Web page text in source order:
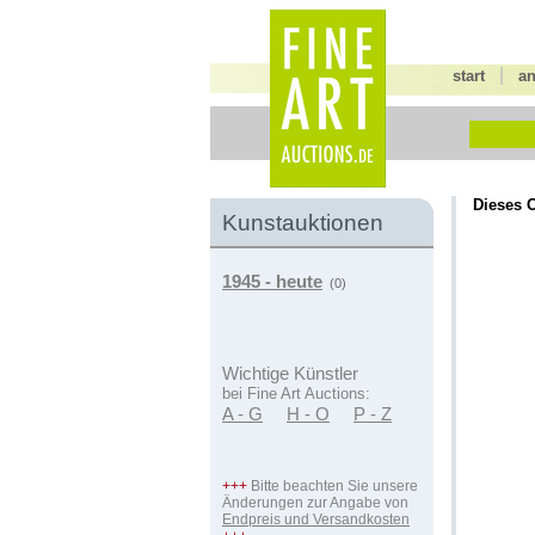
start
Kunstauktionen
1945 - heute (0)
Wichtige Künstler
bei Fine Art Auctions:
A - G H - O P - Z
+++ Bitte beachten Sie unsere
Änderungen zur Angabe von
Endpreis und Versandkosten
Dieses